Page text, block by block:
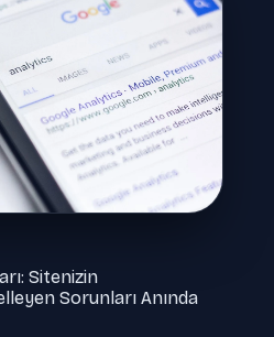
Sitenizin
Sorunları Anında